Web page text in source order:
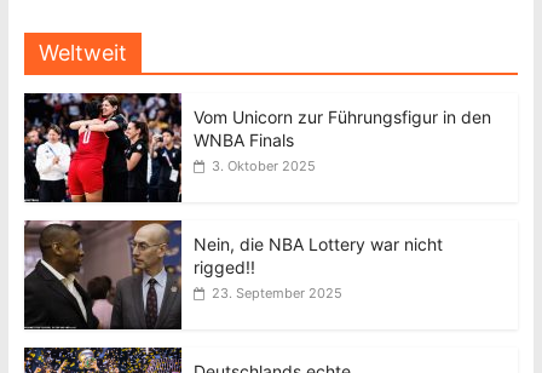
Weltweit
Vom Unicorn zur Führungsfigur in den
WNBA Finals
3. Oktober 2025
Nein, die NBA Lottery war nicht
rigged!!
23. September 2025